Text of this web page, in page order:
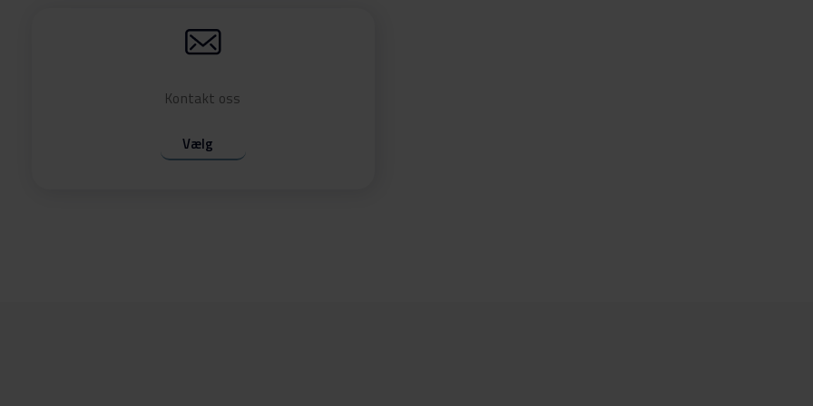
Kontakt oss
Vælg